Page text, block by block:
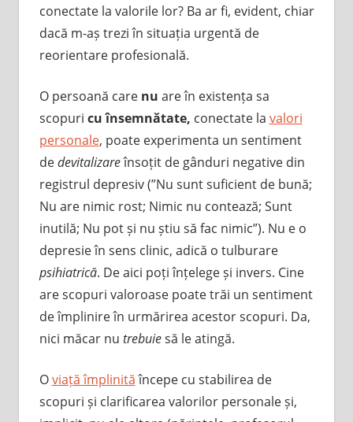
conectate la valorile lor? Ba ar fi, evident, chiar
dacă m-aș trezi în situația urgentă de
reorientare profesională.
O persoană care nu are în existența sa
scopuri cu însemnătate, conectate la valori
personale, poate experimenta un sentiment
dedevitalizareînsoțit de gânduri negative din
registrul depresiv (”Nu sunt suficient de bună;
Nu are nimic rost; Nimic nu contează; Sunt
inutilă; Nu pot și nu știu să fac nimic”). Nu e o
depresie în sens clinic, adică o tulburare
psihiatrică. De aici poți înțelege și invers. Cine
are scopuri valoroase poate trăi un sentiment
de împlinire în urmărirea acestor scopuri. Da,
nici măcar nu trebuiesă le atingă.
Oviață împlinităîncepe cu stabilirea de
scopuri și clarificarea valorilor personale și,